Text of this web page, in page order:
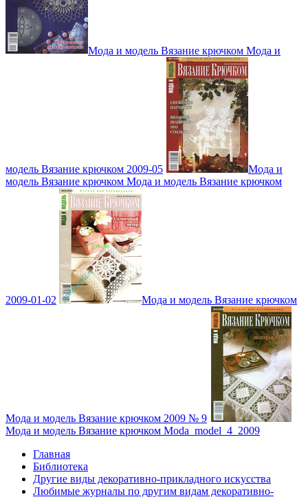
Мода и модель Вязание крючком Мода и
модель Вязание крючком 2009-05
Мода и
модель Вязание крючком Мода и модель Вязание крючком
2009-01-02 Мода и модель Вязание крючком
Мода и модель Вязание крючком 2009 № 9
Мода и модель Вязание крючком Moda_model_4_2009
Главная
Библиотека
Другие виды декоративно-прикладного искусства
Любимые журналы по другим видам декоративно-